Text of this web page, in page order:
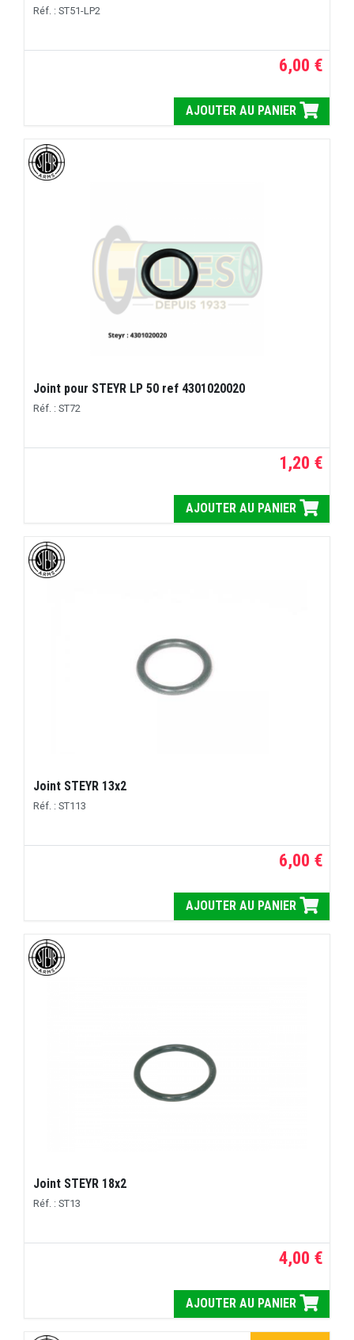
Réf. : ST51-LP2
6,00 €
AJOUTER AU PANIER
Joint pour STEYR LP 50 ref 4301020020
Réf. : ST72
1,20 €
AJOUTER AU PANIER
Joint STEYR 13x2
Réf. : ST113
6,00 €
AJOUTER AU PANIER
Joint STEYR 18x2
Réf. : ST13
4,00 €
AJOUTER AU PANIER